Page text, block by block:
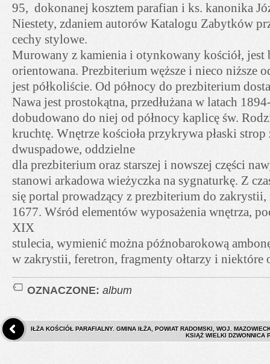
95, dokonanej kosztem parafian i ks. kanonika
Niestety, zdaniem autorów Katalogu Zabytków
cechy stylowe.
Murowany z kamienia i otynkowany kościół, jest
orientowana. Prezbiterium węższe i nieco niższe
jest półkoliście. Od północy do prezbiterium
Nawa jest prostokątna, przedłużana w latach
dobudowano do niej od północy kaplicę św.
kruchtę. Wnętrze kościoła przykrywa płaski strop
dwuspadowe, oddzielne
dla prezbiterium oraz starszej i nowszej części
stanowi arkadowa wieżyczka na sygnaturkę. Z
się portal prowadzący z prezbiterium do zakrystii,
1677. Wśród elementów wyposażenia wnętrza,
XIX
stulecia, wymienić można późnobarokową
w zakrystii, feretron, fragmenty ołtarzy i niektóre
OZNACZONE: album
IŁŻA KOŚCIÓŁ PARAFIALNY. GMINA IŁŻA, POWIAT RADOMSKI, WOJ.
KSIĄŻ WIELKI DZWONNICA